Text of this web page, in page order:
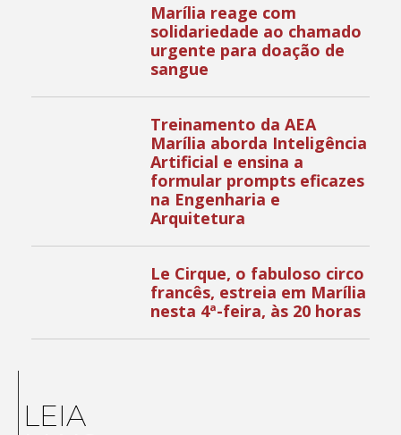
Marília reage com
solidariedade ao chamado
urgente para doação de
sangue
Treinamento da AEA
Marília aborda Inteligência
Artificial e ensina a
formular prompts eficazes
na Engenharia e
Arquitetura
Le Cirque, o fabuloso circo
francês, estreia em Marília
nesta 4ª-feira, às 20 horas
LEIA